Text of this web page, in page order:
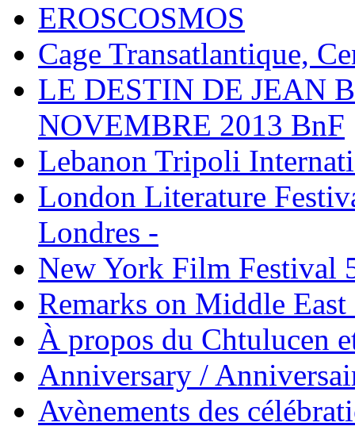
EROSCOSMOS
Cage Transatlantique,
LE DESTIN DE JEAN
NOVEMBRE 2013 BnF
Lebanon Tripoli
London Literature
Londres -
New York Film Festival
Remarks on Middle
À propos du Chtulucen
Anniversary /
Avènements des